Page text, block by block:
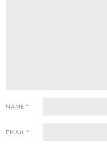
NAME *
EMAIL *